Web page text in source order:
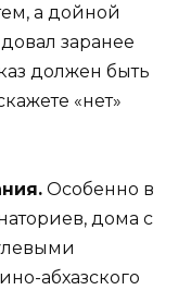
а дойной
заранее
должен быть
«нет»
Особенно в
дома с
абхазского